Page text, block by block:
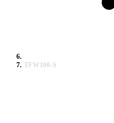
TFW100-S